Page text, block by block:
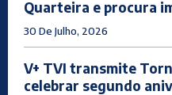
Quarteira e procura
30 De Julho, 2026
V+ TVI transmite
celebrar segundo